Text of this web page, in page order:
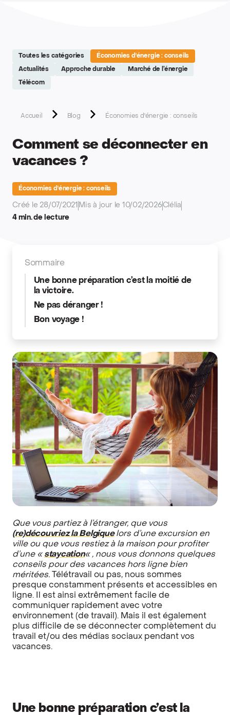
Toutes les catégories Économies d'énergie : conseils
Actualités Approche durable Marché de l’énergie
Télécom
Accueil Blog Économies d'énergie : conseils
Comment se déconnecter en
vacances ?
Économies d'énergie : conseils
Créé le 28/07/2021 Mis à jour le 10/02/2026Clélia
4 min. de lecture
Sommaire
Une bonne préparation c’est la moitié de
la victoire.
Ne pas déranger !
Bon voyage !
Que vous partiez à l’étranger, que vous
(re)découvriez la Belgiquelors d’une excursion en
ville ou que vous restiez à la maison pour profiter
d’une « staycation« , nous vous donnons quelques
conseils pour des vacances hors ligne bien
méritées.
Télétravail ou pas, nous sommes
presque constamment présents et accessibles en
ligne. Il est ainsi extrêmement facile de
communiquer rapidement avec votre
environnement (de travail). Mais il est également
plus difficile de se déconnecter complètement du
travail et/ou des médias sociaux pendant vos
vacances.
Une bonne préparation c’est la